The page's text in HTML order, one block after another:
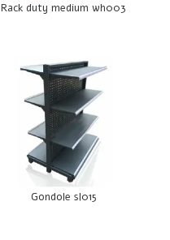
Rack duty medium wh003
Gondole sl015